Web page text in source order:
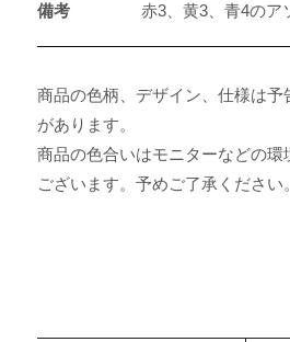
備考 赤3、黄3、青4のア
商品の色柄、デザイン、仕様は予
があります。
商品の色合いはモニターなどの環
ございます。予めご了承ください。